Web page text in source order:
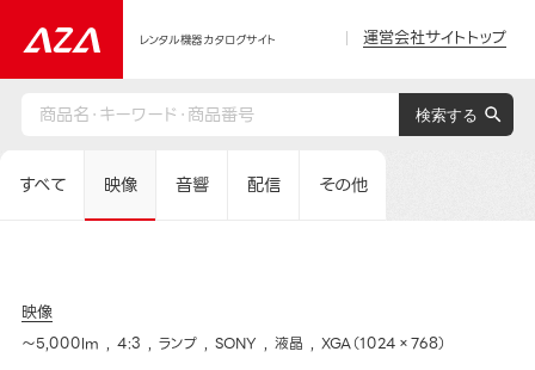
レンタル機器カタログサイト 運営会社サイトトップ
すべて 映像 音響 配信 その他
映像
～5,000lm 4:3 ランプ SONY 液晶 XGA（1024×768）